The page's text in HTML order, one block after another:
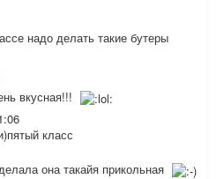
надо делать такие бутеры
вкусная!!!
класс
она такайя прикольная